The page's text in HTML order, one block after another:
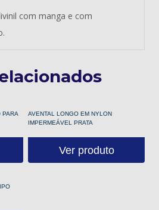
com manga e com
PARA
AVENTAL LONGO EM NYLON
IMPERMEÁVEL PRATA
Ver produto